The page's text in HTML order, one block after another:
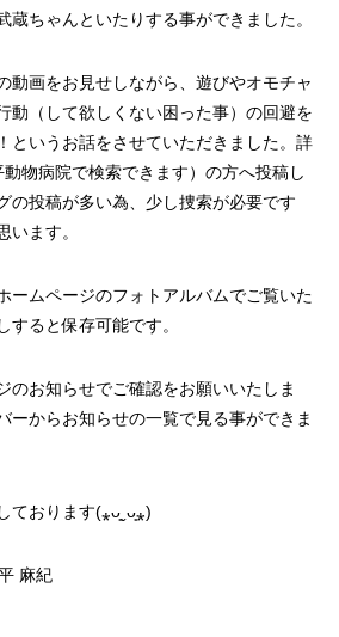
蔵ちゃんといたりする事ができました。
動画をお見せしながら、遊びやオモチャ
動（して欲しくない困った事）の回避を
というお話をさせていただきました。詳
物病院で検索できます）の方へ投稿し
の投稿が多い為、少し捜索が必要です
います。
ームページのフォトアルバムでご覧いた
すると保存可能です。
のお知らせでご確認をお願いいたしま
ーからお知らせの一覧で見る事ができま
ております(⁎ᴗ͈ˬᴗ͈⁎)